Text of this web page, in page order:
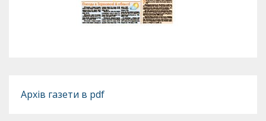
Архів газети в pdf